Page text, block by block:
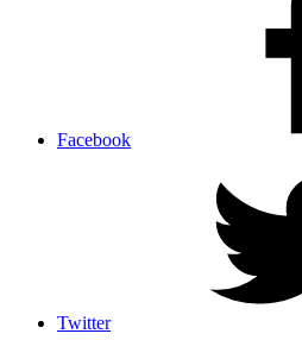
Facebook
Twitter